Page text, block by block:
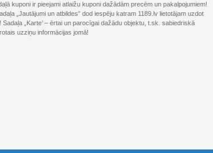
kuponi ir pieejami atlaižu kuponi dažādām precēm un pakalpojumiem!
„Jautājumi un atbildes” dod iespēju katram 1189.lv lietotājam uzdot
„Karte’ – ērtai un parocīgai dažādu objektu, t.sk. sabiedriskā
uzziņu informācijas jomā!